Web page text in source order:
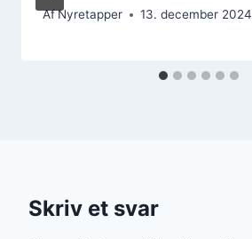
AfNyretapper 13. december 2024
Skriv et svar